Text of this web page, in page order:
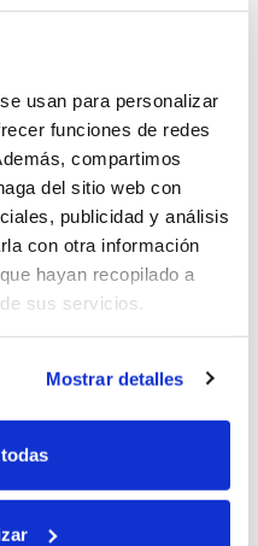
usan para personalizar
funciones de redes
compartimos
del sitio web con
publicidad y análisis
con otra información
hayan recopilado a
sus servicios.
Mostrar detalles
el desarrollo de su
Y